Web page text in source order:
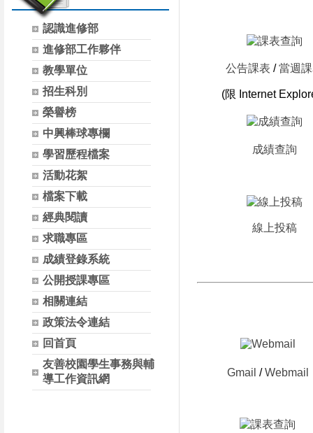
認識進修部
進修部工作夥伴
教學單位
招生科別
榮譽榜
中興棒球專欄
學習歷程檔案
活動花絮
檔案下載
經典閱讀
求職專區
成績登錄系統
公開授課專區
相關連結
政策法令連結
回首頁
友善校園學生事務與輔
導工作資訊網
公告課表 /當週
(限 Internet
成績查詢
線上投稿
Gmail /Webmail